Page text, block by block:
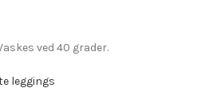
ved 40 grader.
leggings